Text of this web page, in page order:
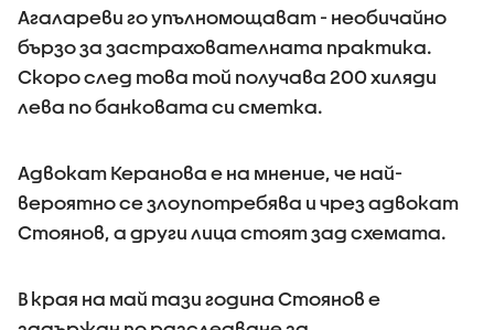
Агалареви го упълномощават - необичайно
бързо за застрахователната практика.
Скоро след това той получава 200 хиляди
лева по банковата си сметка.
Адвокат Керанова е на мнение, че най-
вероятно се злоупотребява и чрез адвокат
Стоянов, а други лица стоят зад схемата.
В края на май тази година Стоянов е